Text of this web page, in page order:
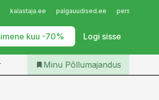
kalastaja.ee palgauudised.ee
kuu -70% Logi sisse
Iseteenindus
Telli Põllumajandus
Minu Põllumajandus